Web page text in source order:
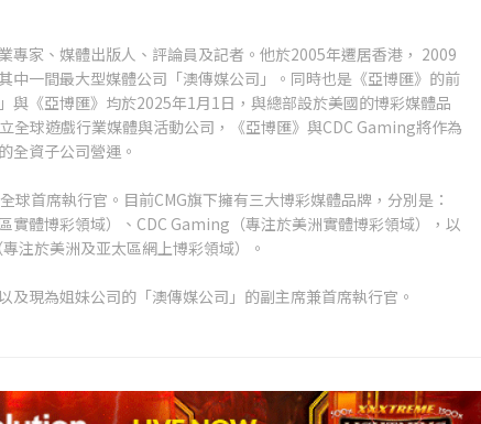
專家、媒體出版人、評論員及記者。他於2005年遷居香港， 2009
中一間最大型媒體公司「澳傳媒公司」。同時也是《亞博匯》的前
與《亞博匯》均於2025年1月1日，與總部設於美國的博彩媒體品
全球遊戲行業媒體與活動公司，《亞博匯》與CDC Gaming將作為
資子公司營運。
球首席執行官。目前CMG旗下擁有三大博彩媒體品牌，分別是：
實體博彩領域）、CDC Gaming（專注於美洲實體博彩領域），以
注於美洲及亚太區網上博彩領域）。
及現為姐妹公司的「澳傳媒公司」的副主席兼首席執行官。